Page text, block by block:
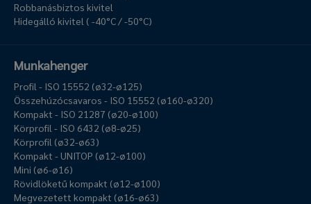
Robbanásbiztos kivitel
Hidegálló kivitel ( -40°C / -50°C)
Munkahenger
Profil - ISO 15552 (ø32-ø125)
Összehúzócsavaros - ISO 15552 (ø160-ø320)
Kompakt - ISO 21287 (ø20-ø100)
Körprofil - ISO 6432 (ø8-ø25)
Körprofil (ø32-ø63)
Kompakt - UNITOP (ø12-ø100)
Mini (ø6-ø16)
Rövidlöketű kompakt (ø12-ø100)
Megvezetett kompakt (ø16-ø63)